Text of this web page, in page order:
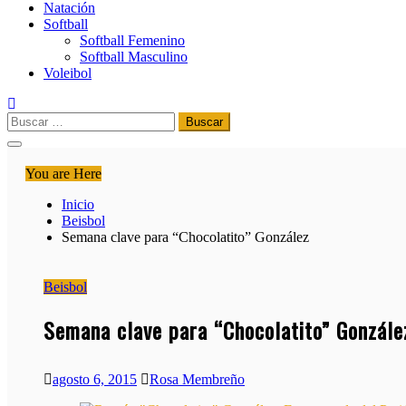
Natación​
Softball​
Softball​ Femenino
Softball​ Masculino
Voleibol​
Buscar:
You are Here
Inicio
Beisbol
Semana clave para “Chocolatito” González
Beisbol
Semana clave para “Chocolatito”
agosto 6, 2015 Rosa Membreño